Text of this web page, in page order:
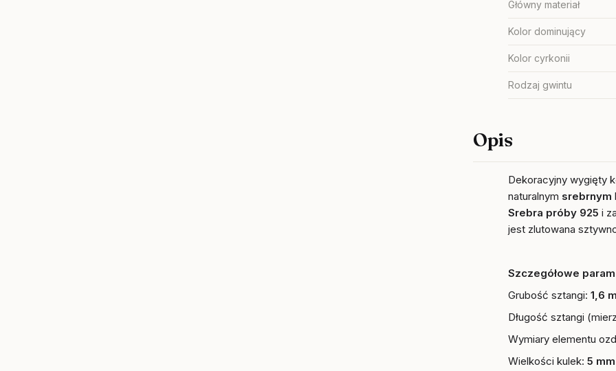
Główny materiał
Kolor dominujący
Kolor cyrkonii
Rodzaj gwintu
Opis
Dekoracyjny wygięty
naturalnym srebrnym
Srebra próby 925i
jest zlutowana
Szczegółowe
Grubość sztangi:1,6
Długość sztangi
Wymiary elementu
Wielkości kulek:5 mm